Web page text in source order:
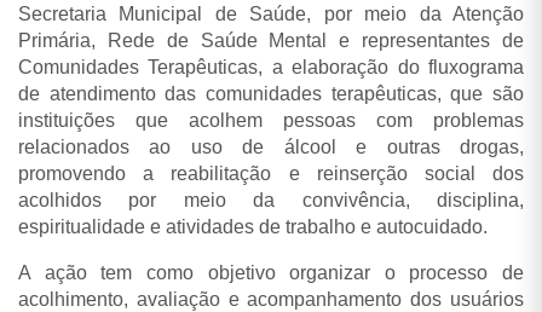
Secretaria Municipal de Saúde, por meio da Atenção
Primária, Rede de Saúde Mental e representantes de
Comunidades Terapêuticas, a elaboração do fluxograma
de atendimento das comunidades terapêuticas, que são
instituições que acolhem pessoas com problemas
relacionados ao uso de álcool e outras drogas,
promovendo a reabilitação e reinserção social dos
acolhidos por meio da convivência, disciplina,
espiritualidade e atividades de trabalho e autocuidado.
A ação tem como objetivo organizar o processo de
acolhimento, avaliação e acompanhamento dos usuários